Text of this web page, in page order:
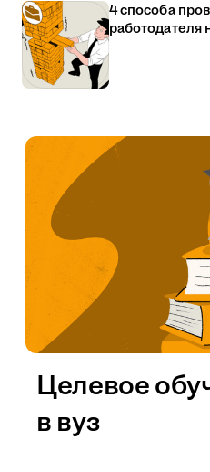
4 способа
работодателя
Целевое
в вуз